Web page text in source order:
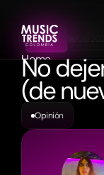
Home
Calendario de
Entrevista y
Música
Cine y
FECHA
No
(de
Opinión